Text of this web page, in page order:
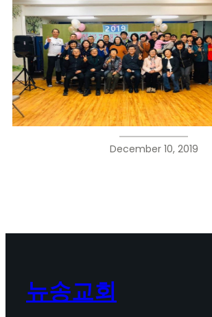
December 10, 2019
뉴송교회